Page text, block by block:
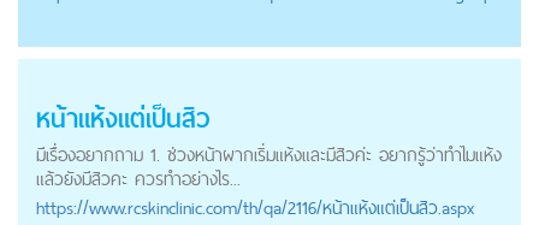
หน้าแห้งแต่เป็นสิว
มีเรื่องอยากถาม 1. ช่วงหน้าผากเริ่มแห้งและมีสิวค่ะ อยากรู้ว่าทำไมแห้ง
แล้วยังมีสิวคะ ควรทำอย่างไร...
https://www.rcskinclinic.com/th/qa/2116/หน้าแห้งแต่เป็นสิว.aspx